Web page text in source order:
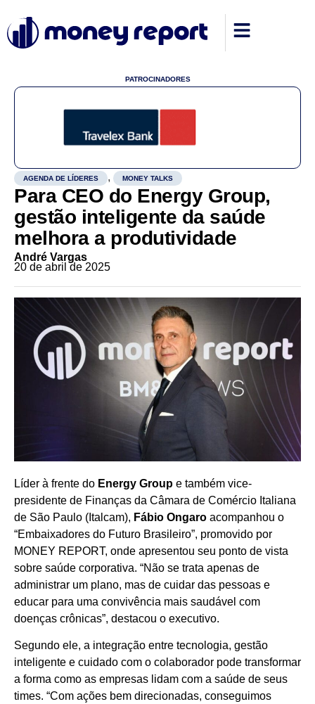
PATROCINADORES
AGENDA DE LÍDERES , MONEY TALKS
Para CEO do Energy Group,
gestão inteligente da saúde
melhora a produtividade
André Vargas
20 de abril de 2025
Líder à frente do Energy Group e também vice-
presidente de Finanças da Câmara de Comércio Italiana
de São Paulo (Italcam), Fábio Ongaro acompanhou o
“Embaixadores do Futuro Brasileiro”, promovido por
MONEY REPORT, onde apresentou seu ponto de vista
sobre saúde corporativa. “Não se trata apenas de
administrar um plano, mas de cuidar das pessoas e
educar para uma convivência mais saudável com
doenças crônicas”, destacou o executivo.
Segundo ele, a integração entre tecnologia, gestão
inteligente e cuidado com o colaborador pode transformar
a forma como as empresas lidam com a saúde de seus
times. “Com ações bem direcionadas, conseguimos